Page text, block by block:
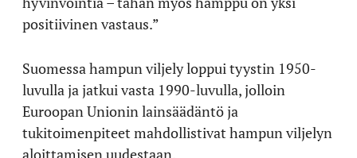
positiivinen vastaus.”
Suomessa hampun viljely loppui tyystin 1950-
luvulla ja jatkui vasta 1990-luvulla, jolloin
Euroopan Unionin lainsäädäntö ja
tukitoimenpiteet mahdollistivat hampun viljelyn
aloittamisen uudestaan.